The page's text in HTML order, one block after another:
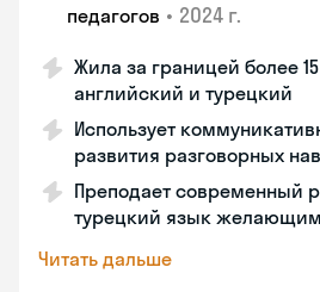
педагогов • 2024 г.
Жила за границей более
английский и турецкий
Использует
развития разговорных
Преподает современный
турецкий язык желающим
Читать дальше